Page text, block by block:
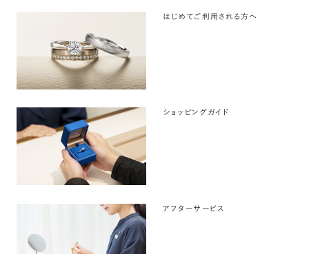
はじめてご利用される方へ
ショッピングガイド
アフターサービス